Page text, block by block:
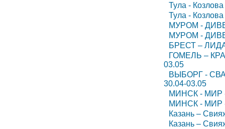
Тула -
Тула -
МУРОМ -
МУРОМ -
БРЕСТ –
ГОМЕЛЬ –
03.05
ВЫБОРГ -
30.04-03.05
МИНСК - МИР
МИНСК - МИР
Казань –
Казань –